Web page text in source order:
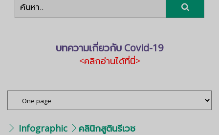
บทความเกี่ยวกับ Covid-19
<คลิกอ่านได้ที่นี่>
Infographic คลินิกสูตินรีเวช